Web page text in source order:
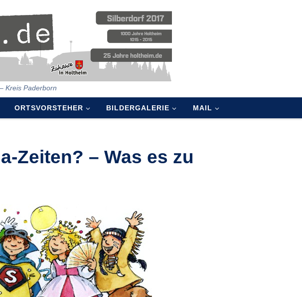
Kreis Paderborn
ORTSVORSTEHER BILDERGALERIE MAIL
Zeiten? – Was es zu